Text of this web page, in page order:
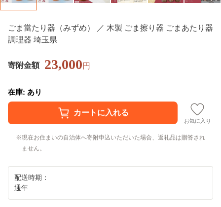
ごま當たり器（みずめ） ／ 木製 ごま擦り器 ごまあたり器
調理器 埼玉県
寄附金額 23,000円
在庫: あり
お気に入り
現在お住まいの自治体へ寄附申込いただいた場合、返礼品は贈答され
ません。
配送時期：
通年